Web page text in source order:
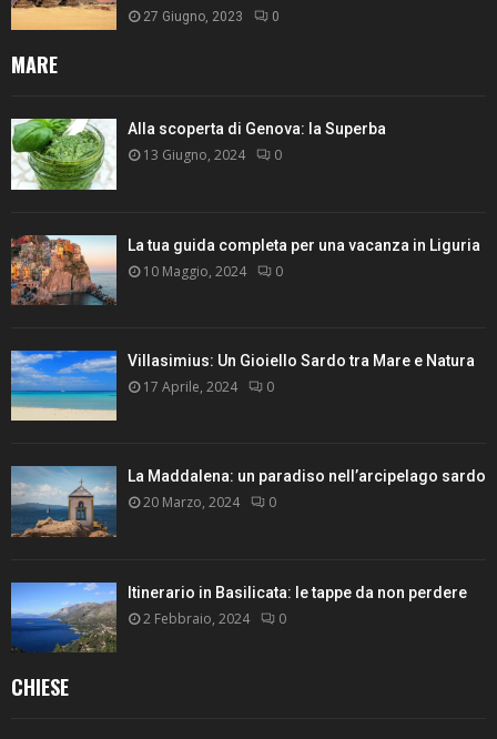
27 Giugno, 2023 0
MARE
Alla scoperta di Genova: la Superba
13 Giugno, 2024 0
La tua guida completa per una vacanza in Liguria
10 Maggio, 2024 0
Villasimius: Un Gioiello Sardo tra Mare e Natura
17 Aprile, 2024 0
La Maddalena: un paradiso nell’arcipelago sardo
20 Marzo, 2024 0
Itinerario in Basilicata: le tappe da non perdere
2 Febbraio, 2024 0
CHIESE